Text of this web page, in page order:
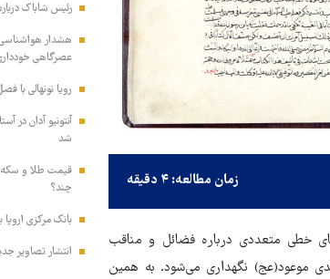
زمان مطالعه: ۴ دقیقه
خطی متعددی درباره فضائل و مناقب
موعود(عج) نگهداری می‌شود. به همین
رئیس شاباک
هشدار
عصرگاهی
رویا نونهالی با
آنتونیو آدان در
شد
چند؟
بانک مرکزی
انتشار تصاویر